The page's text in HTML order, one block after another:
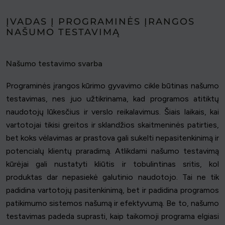
ĮVADAS Į PROGRAMINĖS ĮRANGOS
NAŠUMO TESTAVIMĄ
Našumo testavimo svarba
Programinės įrangos kūrimo gyvavimo cikle būtinas našumo
testavimas, nes juo užtikrinama, kad programos atitiktų
naudotojų lūkesčius ir verslo reikalavimus. Šiais laikais, kai
vartotojai tikisi greitos ir sklandžios skaitmeninės patirties,
bet koks vėlavimas ar prastova gali sukelti nepasitenkinimą ir
potencialų klientų praradimą. Atlikdami našumo testavimą
kūrėjai gali nustatyti kliūtis ir tobulintinas sritis, kol
produktas dar nepasiekė galutinio naudotojo. Tai ne tik
padidina vartotojų pasitenkinimą, bet ir padidina programos
patikimumo sistemos našumą ir efektyvumą. Be to, našumo
testavimas padeda suprasti, kaip taikomoji programa elgiasi